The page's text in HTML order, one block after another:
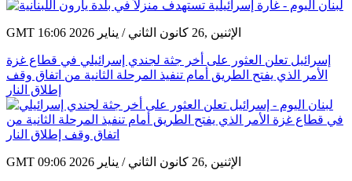
GMT 16:06 2026 الإثنين ,26 كانون الثاني / يناير
إسرائيل تعلن العثور على أخر جثة لجندي إسرائيلي في قطاع غزة
الأمر الذي يفتح الطريق أمام تنفيذ المرحلة الثانية من اتفاق وقف
إطلاق النار
GMT 09:06 2026 الإثنين ,26 كانون الثاني / يناير